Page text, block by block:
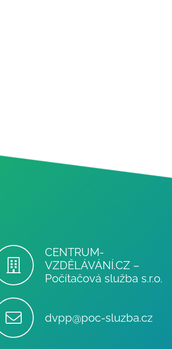
CENTRUM-
VZDĚLÁVÁNÍ.CZ –
Počítačová služba s.r.o.
dvpp@poc-sluzba.cz